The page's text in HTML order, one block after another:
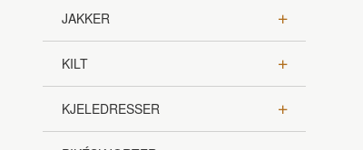
JAKKER
KILT
KJELEDRESSER